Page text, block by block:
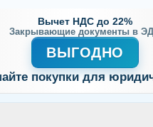
Вычет НДС до 22%
Закрывающие документы в
ВЫГОДНО
покупки для